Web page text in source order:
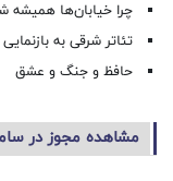
چرا خیابان‌ها همیشه
تئاتر شرقی به
حافظ و جنگ و عشق
مشاهده مجوز در